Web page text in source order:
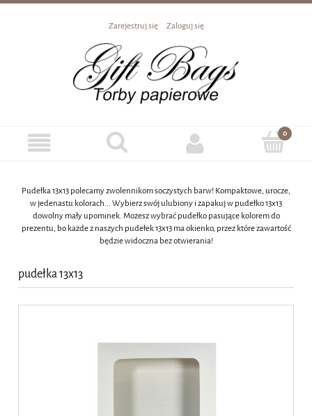
Zarejestruj się Zaloguj się
Pudełka 13x13 polecamy zwolennikom soczystych barw! Kompaktowe, urocze,
w jedenastu kolorach... Wybierz swój ulubiony i zapakuj w pudełko 13x13
dowolny mały upominek. Możesz wybrać pudełko pasujące kolorem do
prezentu, bo każde z naszych pudełek 13x13 ma okienko, przez które zawartość
będzie widoczna bez otwierania!
pudełka 13x13